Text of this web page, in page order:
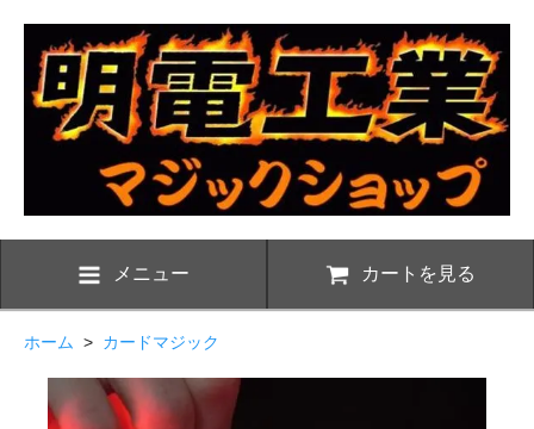
メニュー カートを見る
ホーム > カードマジック